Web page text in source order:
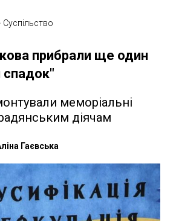
Суспільство
прибрали ще один
спадок"
меморіальні
діячам
Гаєвська